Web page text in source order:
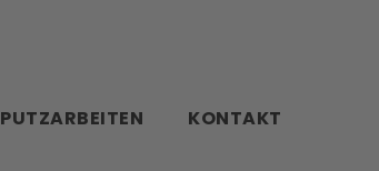
PUTZARBEITEN KONTAKT